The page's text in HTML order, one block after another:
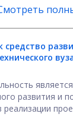
средство
развития и